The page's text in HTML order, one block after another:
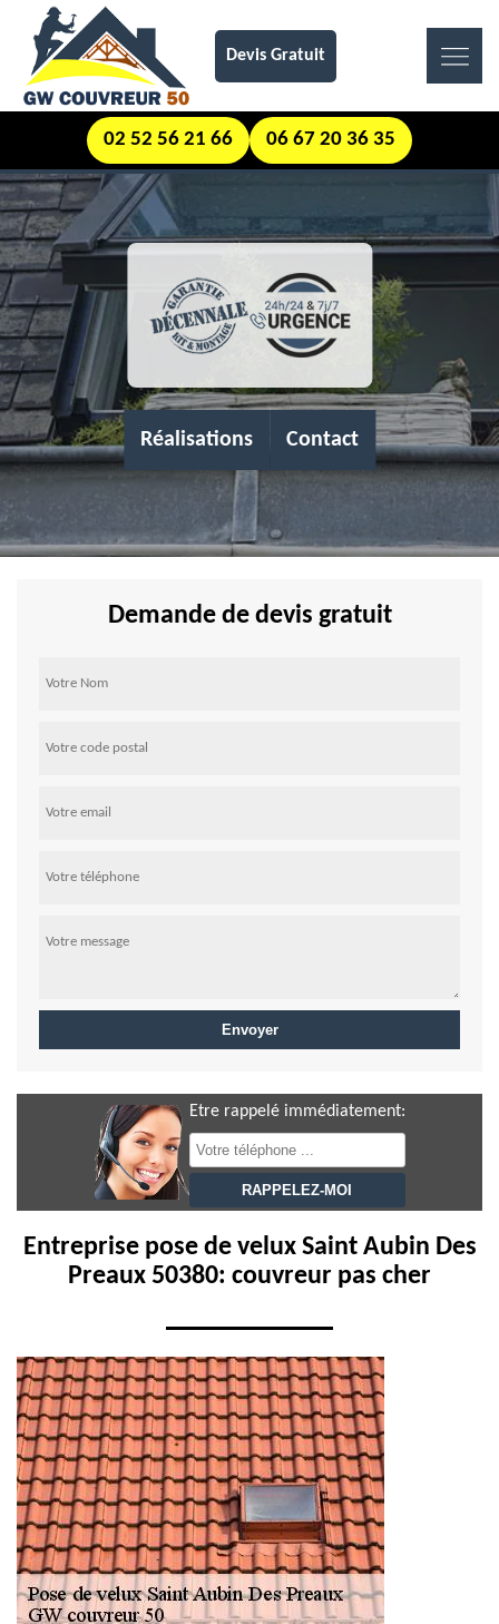
Devis Gratuit
02 52 56 21 66 06 67 20 36 35
Réalisations Contact
Demande de devis gratuit
Etre rappelé immédiatement:
Entreprise pose de velux Saint Aubin Des
Preaux 50380: couvreur pas cher